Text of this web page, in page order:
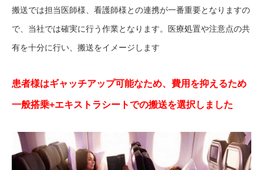
搬送では担当医師様、看護師様との連携が一番重要となりますの
で、当社では確実に行う作業となります。医療処置や注意点の共
有を十分に行い、搬送をイメージします
患者様はギャッチアップ可能なため、費用を抑えるため
一般搭乗+エキストラシートでの搬送を選択しました